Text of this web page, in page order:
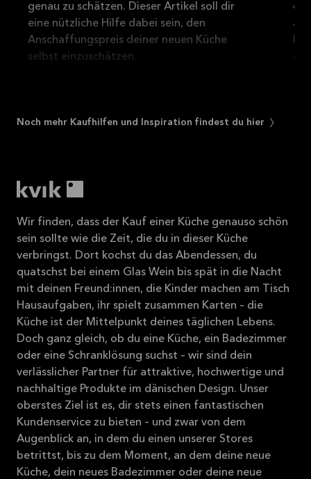
genau zu schätzen. Dieser Artikel soll dir
eine nützliche Hilfe dabei sein, den
Anschaffungspreis deiner neuen Küche
selbst einzuschätzen.
du
Noch mehr Kaufhilfen und Inspiration findest du hier
Wir finden, dass der Kauf einer Küche genauso schön
sein sollte wie die Zeit, die du in dieser Küche
verbringst. Dort kochst du das Abendessen, du
quatschst bei einem Glas Wein bis spät in die Nacht
mit deinen Freund:innen, die Kinder machen am Tisch
Hausaufgaben, ihr spielt zusammen Karten – die
Küche ist der Mittelpunkt deines täglichen Lebens.
Doch ganz gleich, ob du eine Küche, ein Badezimmer
oder eine Schranklösung suchst – wir sind dein
verlässlicher Partner für attraktive, hochwertige und
nachhaltige Produkte im dänischen Design. Unser
oberstes Ziel ist es, dir stets einen fantastischen
Kundenservice zu bieten – und zwar von dem
Augenblick an, in dem du einen unserer Stores
betrittst, bis zu dem Moment, an dem deine neue
Küche, dein neues Badezimmer oder deine neue